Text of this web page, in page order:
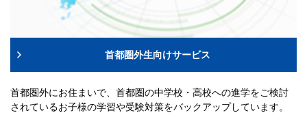
首都圏外生向けサービス
首都圏外にお住まいで、首都圏の中学校・高校への進学をご検討
されているお子様の学習や受験対策をバックアップしています。